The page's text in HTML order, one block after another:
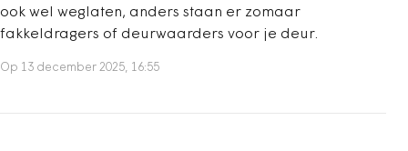
ook wel weglaten, anders staan er zomaar
fakkeldragers of deurwaarders voor je deur.
Op 13 december 2025, 16:55